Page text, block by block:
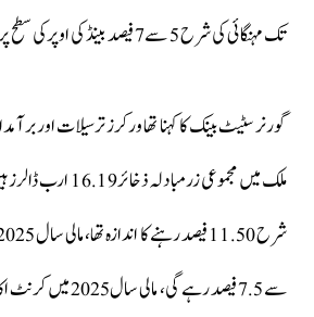
تک مہنگائی کی شرح 5 سے7 فیصد بینڈ کی اوپرکی سطح پر رہے گی ۔
گورنر سٹیٹ بینک کا کہنا تھا ورکرز ترسیلات اور
ملک میں مجموعی